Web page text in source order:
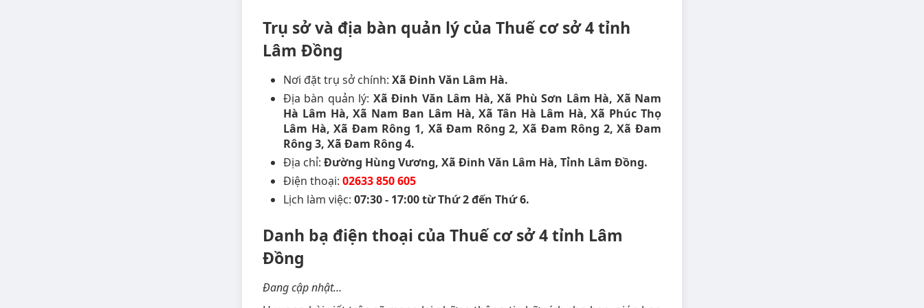
Trụ sở và địa bàn quản lý của Thuế cơ sở 4 tỉnh
Lâm Đồng
Nơi đặt trụ sở chính: Xã Đinh Văn Lâm Hà.
Địa bàn quản lý: Xã Đinh Văn Lâm Hà, Xã Phù Sơn Lâm Hà, Xã Nam
Hà Lâm Hà, Xã Nam Ban Lâm Hà, Xã Tân Hà Lâm Hà, Xã Phúc Thọ
Lâm Hà, Xã Đam Rông 1, Xã Đam Rông 2, Xã Đam Rông 2, Xã Đam
Rông 3, Xã Đam Rông 4.
Địa chỉ: Đường Hùng Vương, Xã Đinh Văn Lâm Hà, Tỉnh Lâm Đồng.
Điện thoại: 02633 850 605
Lịch làm việc: 07:30 - 17:00 từ Thứ 2 đến Thứ 6.
Danh bạ điện thoại của Thuế cơ sở 4 tỉnh Lâm
Đồng
Đang cập nhật…